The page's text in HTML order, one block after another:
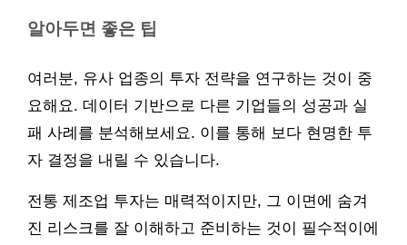
알아두면 좋은 팁
여러분, 유사 업종의 투자 전략을 연구하는 것이 중
요해요. 데이터 기반으로 다른 기업들의 성공과 실
패 사례를 분석해보세요. 이를 통해 보다 현명한 투
자 결정을 내릴 수 있습니다.
전통 제조업 투자는 매력적이지만, 그 이면에 숨겨
진 리스크를 잘 이해하고 준비하는 것이 필수적이에